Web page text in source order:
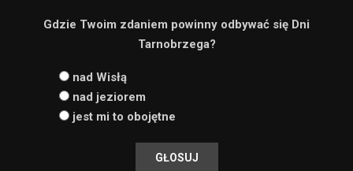
Gdzie Twoim zdaniem powinny odbywać się Dni
Tarnobrzega?
nad Wisłą
nad jeziorem
jest mi to obojętne